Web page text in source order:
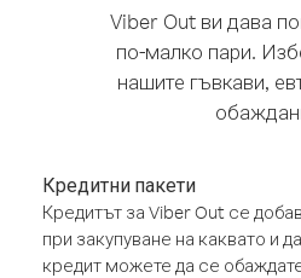
Viber Out ви дава
по-малко пари.
нашите гъвкави,
Кредитни пакети
Кредитът за Viber Out се
при закупуване на каквато и
кредит можете да се